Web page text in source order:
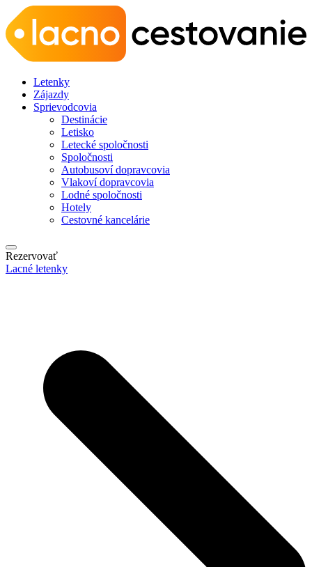
Letenky
Zájazdy
Sprievodcovia
Destinácie
Letisko
Letecké spoločnosti
Spoločnosti
Autobusoví dopravcovia
Vlakoví dopravcovia
Lodné spoločnosti
Hotely
Cestovné kancelárie
Rezervovať
Lacné letenky